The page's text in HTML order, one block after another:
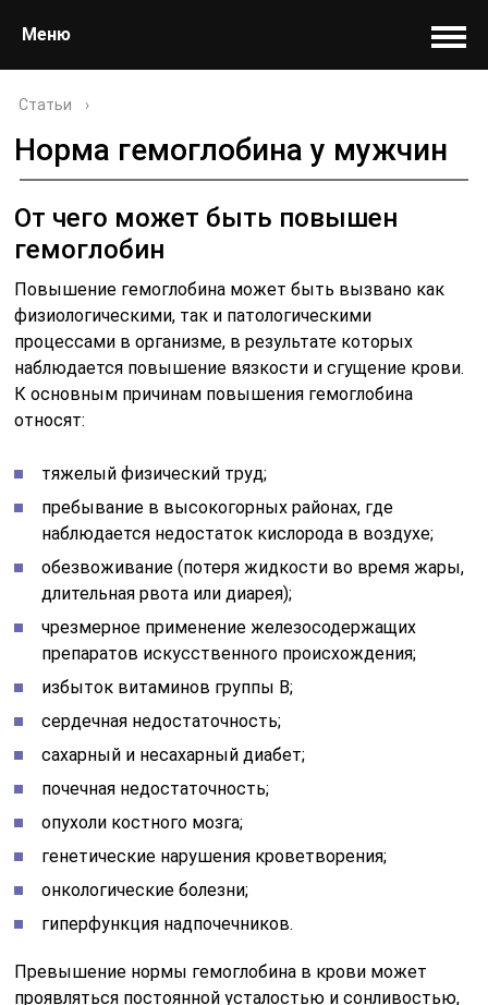
Меню
Статьи ›
Норма гемоглобина у мужчин
От чего может быть повышен
гемоглобин
Повышение гемоглобина может быть вызвано как
физиологическими, так и патологическими
процессами в организме, в результате которых
наблюдается повышение вязкости и сгущение крови.
К основным причинам повышения гемоглобина
относят:
тяжелый физический труд;
пребывание в высокогорных районах, где
наблюдается недостаток кислорода в воздухе;
обезвоживание (потеря жидкости во время жары,
длительная рвота или диарея);
чрезмерное применение железосодержащих
препаратов искусственного происхождения;
избыток витаминов группы В;
сердечная недостаточность;
сахарный и несахарный диабет;
почечная недостаточность;
опухоли костного мозга;
генетические нарушения кроветворения;
онкологические болезни;
гиперфункция надпочечников.
Превышение нормы гемоглобина в крови может
проявляться постоянной усталостью и сонливостью,